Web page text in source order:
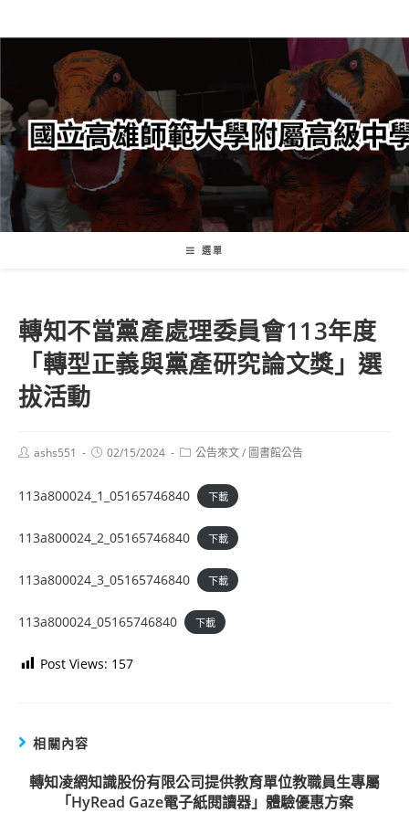
轉
要
內
容
選單
轉知不當黨產處理委員會113年度
「轉型正義與黨產研究論文獎」選
拔活動
Postashs551
Post02/15/2024
Post公告來文/ 圖書館公告
113a800024_1_05165746840 下載
113a800024_2_05165746840 下載
113a800024_3_05165746840 下載
113a800024_05165746840 下載
Post Views: 157
相關內容
轉知凌網知識股份有限公司提供教育單位教職員生專屬
「HyRead Gaze電子紙閱讀器」體驗優惠方案